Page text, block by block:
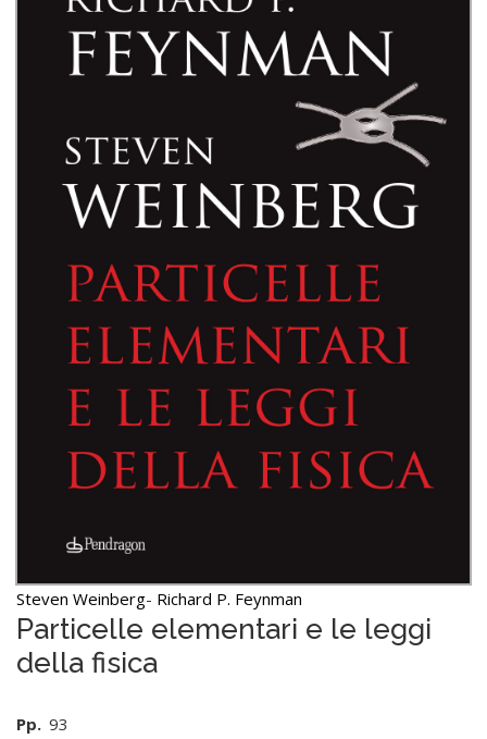
Steven Weinberg- Richard P. Feynman
Particelle elementari e le leggi
della fisica
Pp. 93